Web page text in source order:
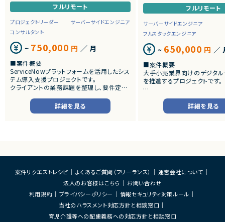
フルリモート
プロジェクトリーダー
サーバーサイドエンジニア
コンサルタント
~ 750,000 円 ／ 月
■案件概要
ServiceNowプラットフォームを活用したシス
テム導入支援プロジェクトです。
クライアントの業務課題を整理し、要件定義
だきます。
・詳細設計書、テスト仕様書等のドキュメント
作成
・成果物レビューおよび品質管理
・開発メンバーへの技術支援、進捗管理
・少人数体制でのプロジェクト推進
詳細を見る
フルリモート
サーバーサイドエンジニア
フルスタックエンジニア
~ 650,000 円 ／
■案件概要
大手小売業界向けのデジタ
を推進するプロジェクトです。
■プロダクトやサービスの概
・店舗向けスマホアプリおよ
システムの継続的なエンハ
・要件整理および要件定義支
・バックエンドシステムの設計
・コードレビューの実施
・リリース対応および品質向
・技術課題に対する検討、提
・ステークホルダーとの調整
ケーション
詳細を見る
案件リクエストレシピ よくあるご質問（フリーランス）
運営会社について
法人のお客様はこちら
お問い合わせ
利用規約
プライバシーポリシー
情報セキュリティ対策ルール
当社のハラスメント対応方針と相談窓口
育児介護等への配慮義務への対応方針と相談窓口